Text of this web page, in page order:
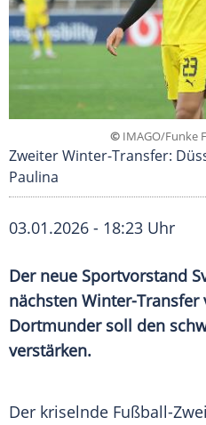
© IMAGO/Funke
Zweiter Winter-Transfer:
Paulina
03.01.2026 - 18:23 Uhr
Der neue Sportvorstand
nächsten Winter-Transfer
Dortmunder soll den
verstärken.
Der kriselnde Fußball-